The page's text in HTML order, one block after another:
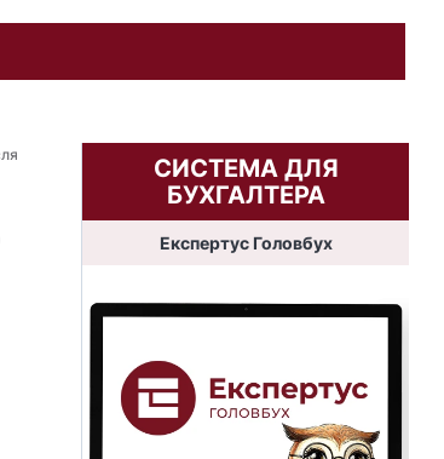
СИСТЕМА ДЛЯ
БУХГАЛТЕРА
Експертус Головбух